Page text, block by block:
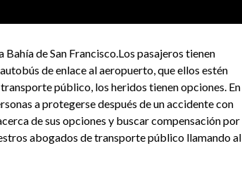
de San Francisco.Los pasajeros tienen
de enlace al aeropuerto, que ellos estén
público, los heridos tienen opciones. En
a protegerse después de un accidente con
de sus opciones y buscar compensación por
abogados de transporte público llamando al